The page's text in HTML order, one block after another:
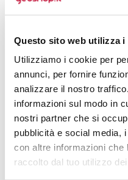
Questo sito web utilizza i
Utilizziamo i cookie per
annunci, per fornire
analizzare il nostro
informazioni sul modo in
nostri partner che si
pubblicità e social media,
con altre informazioni che
raccolto dal tuo utilizzo
500 €
1000 €
1500 €
2000 €
3000 €
€
10000 €